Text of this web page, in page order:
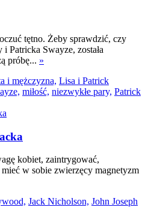
tętno. Żeby sprawdzić, czy
Patricka Swayze, została
próbę... »
i mężczyzna, Lisa i Patrick
miłość, niezwykłe pary, Patrick
kobiet, zaintrygować,
w sobie zwierzęcy magnetyzm
Jack Nicholson, John Joseph